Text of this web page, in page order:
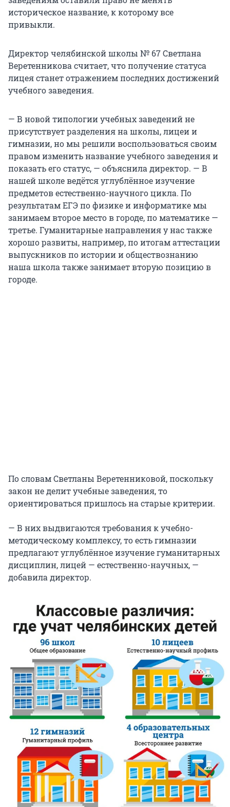
историческое название, к которому все
привыкли.
Директор челябинской школы № 67 Светлана
Веретенникова считает, что получение статуса
лицея станет отражением последних достижений
учебного заведения.
— В новой типологии учебных заведений не
присутствует разделения на школы, лицеи и
гимназии, но мы решили воспользоваться своим
правом изменить название учебного заведения и
показать его статус, — объяснила директор. — В
нашей школе ведётся углублённое изучение
предметов естественно-научного цикла. По
результатам ЕГЭ по физике и информатике мы
занимаем второе место в городе, по математике —
третье. Гуманитарные направления у нас также
хорошо развиты, например, по итогам аттестации
выпускников по истории и обществознанию
наша школа также занимает вторую позицию в
городе.
По словам Светланы Веретенниковой, поскольку
закон не делит учебные заведения, то
ориентироваться пришлось на старые критерии.
— В них выдвигаются требования к учебно-
методическому комплексу, то есть гимназии
предлагают углублённое изучение гуманитарных
дисциплин, лицей — естественно-научных, —
добавила директор.